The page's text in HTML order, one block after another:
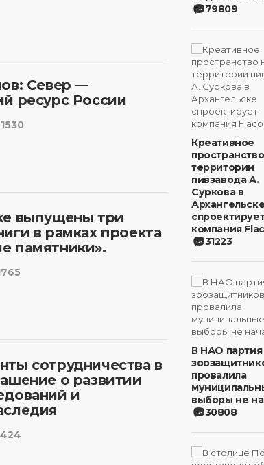
Север —
ресурс России
1530
выпущены три
в рамках проекта
памятники».
сотрудничества в
о развитии
и
79809
Креативное
территории
пивзавода А.
Суркова в
Архангельске
компания
31223
В НАО партия
провалила
выборы не
30808